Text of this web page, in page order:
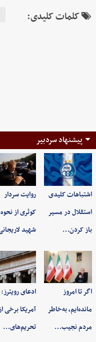
کلمات کلیدی:
پیشنهاد سردبیر
اشتباهات کلیدی
استقلال در مسیر
باز کردن…
روایت سردار
کوثری از
شهید
اگر تا امروز
مانده‌ایم، به‌خاطر
مردم نجیب…
ادعای رویترز:
آمریکا برخی
تحریم‌های…